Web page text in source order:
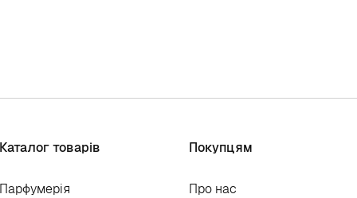
Каталог товарів
Парфумерія
Покупцям
Про нас